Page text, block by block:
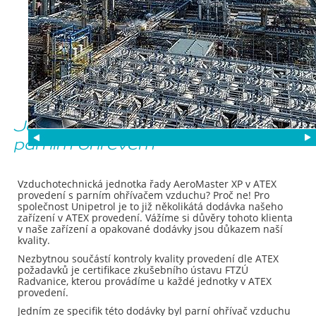
Jednotka v ATEX provedení s
parním ohřevem
Vzduchotechnická jednotka řady AeroMaster XP v ATEX
provedení s parním ohřívačem vzduchu? Proč ne! Pro
společnost Unipetrol je to již několikátá dodávka našeho
zařízení v ATEX provedení. Vážíme si důvěry tohoto klienta
v naše zařízení a opakované dodávky jsou důkazem naší
kvality.
Nezbytnou součástí kontroly kvality provedení dle ATEX
požadavků je certifikace zkušebního ústavu FTZÚ
Radvanice, kterou provádíme u každé jednotky v ATEX
provedení.
Jedním ze specifik této dodávky byl parní ohřívač vzduchu